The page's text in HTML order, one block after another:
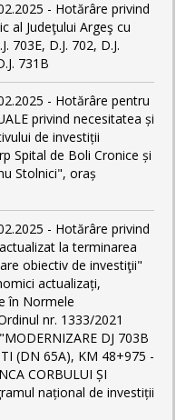
- Hotărâre privind
al Judeţului Argeş cu
703E, D.J. 702, D.J.
731B
- Hotărâre pentru
privind necesitatea și
de investiții
Spital de Boli Cronice și
Stolnici", oraș
- Hotărâre privind
la terminarea
obiectiv de investiţii"
actualizați,
în Normele
nr. 1333/2021
DJ 703B
(DN 65A), KM 48+975 -
CORBULUI ȘI
național de investiții